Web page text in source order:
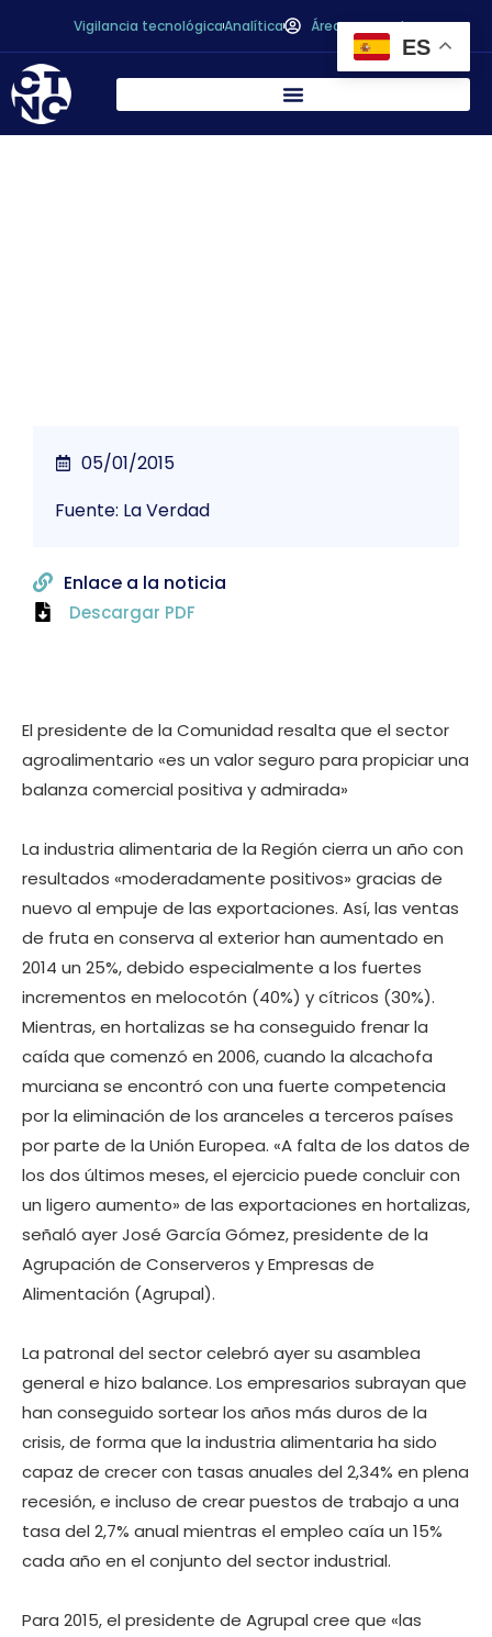
Vigilancia tecnológicaAnalítica Área personal
El presidente de la Comunidad resalta que el sector
agroalimentario «es un valor seguro para propiciar una
balanza comercial positiva y admirada»
La industria alimentaria de la Región cierra un año con
resultados «moderadamente positivos» gracias de
nuevo al empuje de las exportaciones. Así, las ventas
de fruta en conserva al exterior han aumentado en
2014 un 25%, debido especialmente a los fuertes
incrementos en melocotón (40%) y cítricos (30%).
Mientras, en hortalizas se ha conseguido frenar la
caída que comenzó en 2006, cuando la alcachofa
murciana se encontró con una fuerte competencia
por la eliminación de los aranceles a terceros países
por parte de la Unión Europea. «A falta de los datos de
los dos últimos meses, el ejercicio puede concluir con
un ligero aumento» de las exportaciones en hortalizas,
señaló ayer José García Gómez, presidente de la
Agrupación de Conserveros y Empresas de
Alimentación (Agrupal).
La patronal del sector celebró ayer su asamblea
general e hizo balance. Los empresarios subrayan que
han conseguido sortear los años más duros de la
crisis, de forma que la industria alimentaria ha sido
capaz de crecer con tasas anuales del 2,34% en plena
recesión, e incluso de crear puestos de trabajo a una
tasa del 2,7% anual mientras el empleo caía un 15%
cada año en el conjunto del sector industrial.
Para 2015, el presidente de Agrupal cree que «las
05/01/2015
Fuente: La Verdad
Enlace a la noticia
Descargar PDF
ES